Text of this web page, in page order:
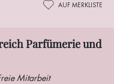
AUF MERKLISTE
Parfümerie und
Mitarbeit